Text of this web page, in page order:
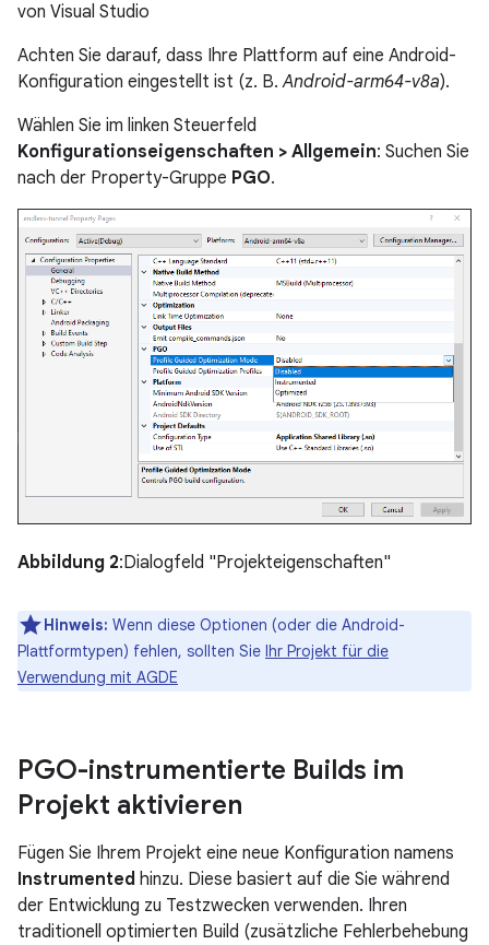
von Visual Studio
Achten Sie darauf, dass Ihre Plattform auf eine Android-
Konfiguration eingestellt ist (z. B.Android-arm64-v8a).
Wählen Sie im linken Steuerfeld
Konfigurationseigenschaften > Allgemein: Suchen Sie
nach der Property-Gruppe PGO.
Abbildung 2:Dialogfeld "Projekteigenschaften"
Hinweis: Wenn diese Optionen (oder die Android-
Plattformtypen) fehlen, sollten Sie Ihr Projekt für die
Verwendung mit AGDE
PGO-instrumentierte Builds im
Projekt aktivieren
Fügen Sie Ihrem Projekt eine neue Konfiguration namens
Instrumented hinzu. Diese basiert auf die Sie während
der Entwicklung zu Testzwecken verwenden. Ihren
traditionell optimierten Build (zusätzliche Fehlerbehebung